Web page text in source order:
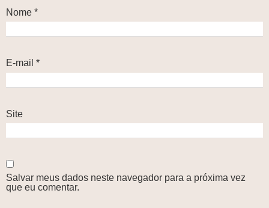
Nome *
E-mail *
Site
Salvar meus dados neste navegador para a próxima vez
que eu comentar.